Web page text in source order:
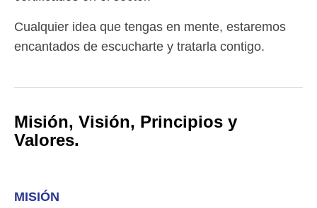
Cualquier idea que tengas en mente, estaremos
encantados de escucharte y tratarla contigo.
Misión, Visión, Principios y
Valores.
MISIÓN